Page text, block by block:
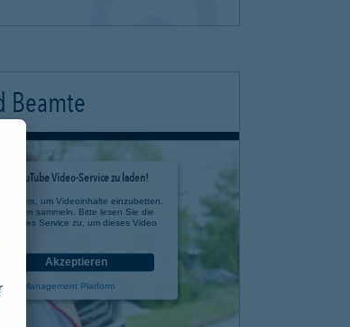
Beamte
YouTube Video-Service zu laden!
um Videoinhalte einzubetten.
sammeln. Bitte lesen Sie die
des Service zu, um dieses Video
Akzeptieren
Management Platform